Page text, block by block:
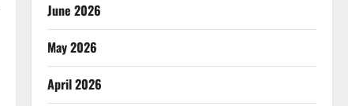
June 2026
May 2026
April 2026